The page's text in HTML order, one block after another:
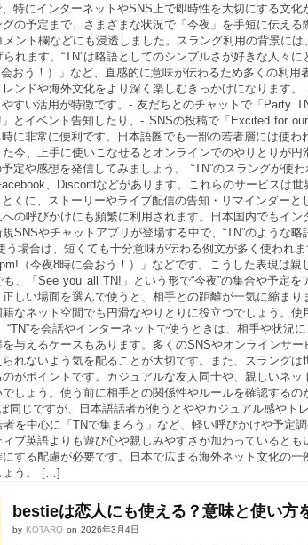
、特にインターネットやSNS上で即時性を大切にする文
の予定まで、さまざまな状況で「今夜」を手短に伝え
ント欄などにも浸透しました。スラング利用の背景に
れます。“TN”は略語としてのシンプルさが好きな人々
おう！）」など、直感的に意味が伝わるため多くの利用
ンドや海外文化をより深く楽しむきっかけになります
すい活用が特徴です。- 友だちとのチャットで「Party
とイベント告知したり、- SNSの投稿で「Excited for
に非常に便利です。日本語圏でも一部の若者層には使
今、上手に使いこなせるとオンラインでのやりとりが
定や感想を発信してみましょう。 “TN”のスラングが使
、Discordなどがあります。これらのサービスは
くに、ストーリーやライブ配信の告知・リマインダー
の呼びかけにも頻繁に利用されます。日本国内でもイ
SNSやチャットアプリが登場する中で、“TN”のような
う場合は、短くても十分意味が伝わる例文が多く使われ
（今夜8時に会おう！）」などです。こうした表現は親
、「See you all TN!」という形で“今夜”の集合や予定
しい場面を選んで使うと、相手との距離が一気に縮ま
なネット空間でも円滑なやりとりに役立つでしょう。
を会話やインターネットで使うときは、相手や状況
与えるケースもあります。多くのSNSやオンラインサ
れないよう気を配ることが大切です。また、スラング
がポイントです。カジュアルな友人同士や、親しいネ
しょう。使う前に相手との関係性やルールを確認するの
同じですが、日本語話者が使うとややカジュアル感やト
を中心に「TNで集まろう」など、軽い呼びかけや予定
ブ英語よりも遊び心や親しみやすさが加わっているとも
する配慮が必要です。日本で広まる海外ネット文化の
ょう。 […]
bestieは恋人にも使える？意味と使い方
by KOTARO on 2026年3月4日